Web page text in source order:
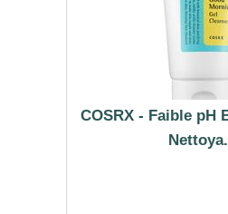
COSRX - Faible pH